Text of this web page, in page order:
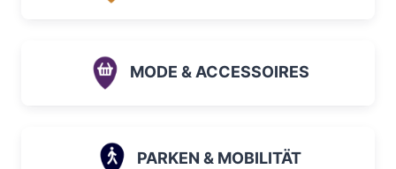
MODE & ACCESSOIRES
PARKEN & MOBILITÄT